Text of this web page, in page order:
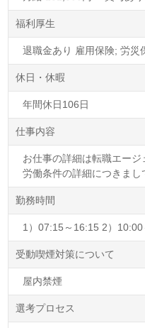
福利厚生
退職金あり 雇用保険; 労災
休日・休暇
年間休日106日
仕事内容
お仕事の詳細は転職エー
労働条件の詳細につきまし
勤務時間
1）07:15～16:15 2）
受動喫煙対策について
屋内禁煙
選考プロセス